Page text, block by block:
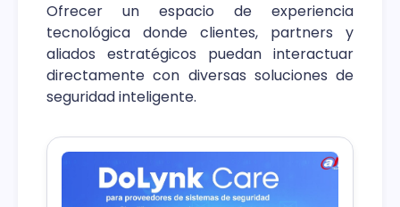
Ofrecer un espacio de experiencia
tecnológica donde clientes, partners y
aliados estratégicos puedan interactuar
directamente con diversas soluciones de
seguridad inteligente.